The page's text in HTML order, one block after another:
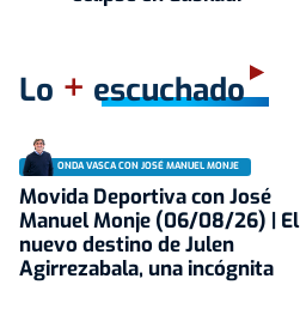
Lo + escuchado
ONDA VASCA CON JOSÉ MANUEL MONJE
Movida Deportiva con José
Manuel Monje (06/08/26) | El
nuevo destino de Julen
Agirrezabala, una incógnita